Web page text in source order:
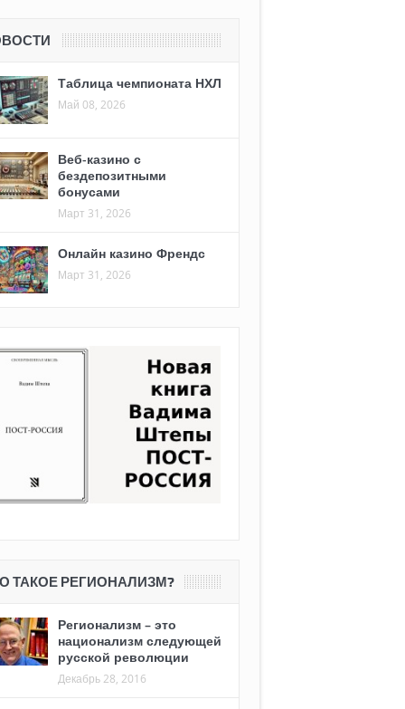
Таблица чемпионата НХЛ
Май 08, 2026
Веб-казино с
бездепозитными
бонусами
Март 31, 2026
Онлайн казино Френдс
Март 31, 2026
ТАКОЕ РЕГИОНАЛИЗМ?
Регионализм – это
национализм следующей
русской революции
Декабрь 28, 2016